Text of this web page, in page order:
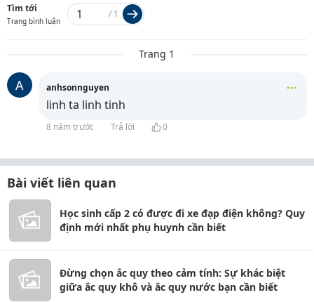
Tìm tới
Trang bình luận
/ 1
Trang 1
A anhsonnguyen
linh ta linh tinh
8 năm trước Trả lời 0
Bài viết liên quan
Học sinh cấp 2 có được đi xe đạp điện không? Quy
định mới nhất phụ huynh cần biết
Đừng chọn ắc quy theo cảm tính: Sự khác biệt
giữa ắc quy khô và ắc quy nước bạn cần biết